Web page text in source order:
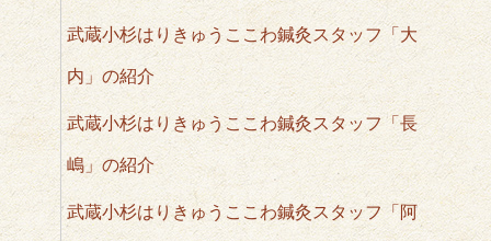
武蔵小杉はりきゅうここわ鍼灸スタッフ「大
内」の紹介
武蔵小杉はりきゅうここわ鍼灸スタッフ「長
嶋」の紹介
武蔵小杉はりきゅうここわ鍼灸スタッフ「阿